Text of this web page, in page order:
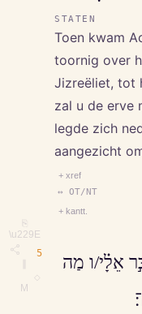
⎘
\u229E
M
STATEN
Toen kwam
toornig over
Jizreëliet, tot
zal u de erve
legde zich
aangezicht
+ xref
↔ OT/NT
+ kantt.
5
אֵלָ֗י/ו מַה